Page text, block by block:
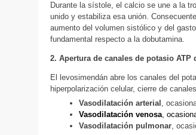
Durante la sístole, el calcio se une a la
unido y estabiliza esa unión.
aumento del volumen sistólico y del
fundamental respecto a la dobutamina.
2. Apertura de canales de potasio ATP
El levosimendán abre los canales del
hiperpolarización celular, cierre de
Vasodilatación arterial ,
Vasodilatación venosa,
Vasodilatación pulmonar,